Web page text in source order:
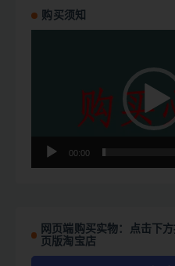
购买须知
00:00
网页端购买实物：点击下
页版淘宝店